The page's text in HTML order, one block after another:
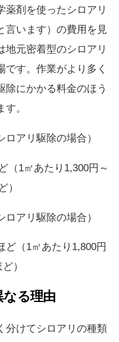
薬剤を使ったシロアリ
言います）の費用を見
地元密着型のシロアリ
す。作業がより多く
除にかかる料金のほう
。
アリ駆除の場合）
（1㎡あたり1,300円～
）
アリ駆除の場合）
ど（1㎡あたり1,800円
）
なる理由
分けてシロアリの種類